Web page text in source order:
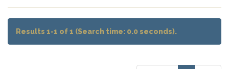
Results 1-1 of 1 (Search time: 0.0 seconds).